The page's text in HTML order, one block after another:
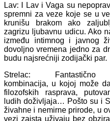
Lav: I Lav i Vaga su
spremni za veze koje se u
krunišu brakom ako
zagrizu ljubavnu udicu. Ako
između intimnog i javnog
dovoljno vremena jedno za
budu najsrećniji zodijački par.
Strelac: Fantastično
kombinacija, u kojoj može
filozofskih rasprava,
ludih doživljaja… Pošto su i
živahne i nemirne prirode, u
vezi zaista uživaju bez